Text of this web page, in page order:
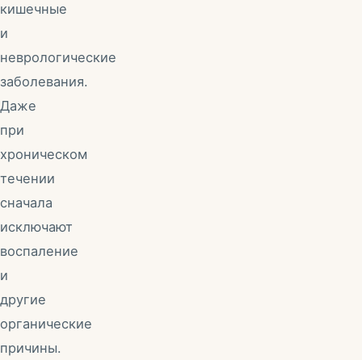
кишечные
и
неврологические
заболевания.
Даже
при
хроническом
течении
сначала
исключают
воспаление
и
другие
органические
причины.